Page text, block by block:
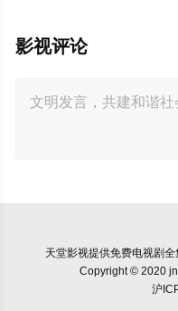
影视评论
天堂影视提供免费电视剧
Copyright © 2020
沪